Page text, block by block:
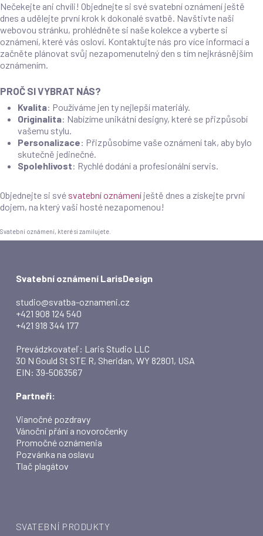
Nečekejte ani chvíli! Objednejte si své svatební oznámení ještě
dnes a udělejte první krok k dokonalé svatbě. Navštivte naši
webovou stránku, prohlédněte si naše kolekce a vyberte si
oznámení, které vás osloví. Kontaktujte nás pro více informací a
začněte plánovat svůj nezapomenutelný den s tím nejkrásnějším
oznámením.
PROČ SI VYBRAT NÁS?
Kvalita: Používáme jen ty nejlepší materiály.
Originalita: Nabízíme unikátní designy, které se přizpůsobí
vašemu stylu.
Personalizace: Přizpůsobíme vaše oznámení tak, aby bylo
skutečně jedinečné.
Spolehlivost: Rychlé dodání a profesionální servis.
Objednejte si své svatební oznámení ještě dnes a získejte první
dojem, na který vaši hosté nezapomenou!
Svatební oznámení, které si zamilujete.
Svatební oznámení LarisDesign
studio@svatba-oznameni.cz
+421 908 124 540
+421 918 344 177
Prevádzkovateľ: Laris Studio LLC
30 N Gould St STE R, Sheridan, WY 82801, USA
EIN: 39-5063567
Partneři:
Vianočné pozdravy
Vánoční přání a novoročenky
Promočné oznámenia
Pozvánka na oslavu
Tlač plagátov
SVATEBNÍ PRODUKTY